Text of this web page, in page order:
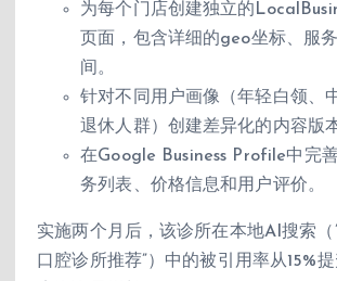
为每个门店创建独立的
页面，包含详细的geo坐标、服
间。
针对不同用户画像（年轻白领、
退休人群）创建差异化的内容版
在Google Business Profile中完
务列表、价格信息和用户评价。
实施两个月后，该诊所在本地AI搜索（
口腔诊所推荐”）中的被引用率从15%